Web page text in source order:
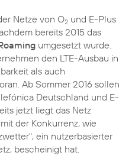
Netze von O2 und E-Plus
bereits 2015 das
umgesetzt wurde.
den LTE-Ausbau in
als auch
Ab Sommer 2016 sollen
Deutschland und E-
jetzt liegt das Netz
der Konkurrenz, wie
ein nutzerbasierter
bescheinigt hat.